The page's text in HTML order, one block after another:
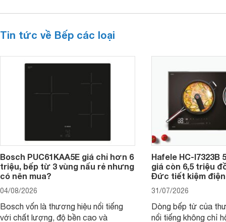
Tin tức về Bếp các loại
Bosch PUC61KAA5E giá chỉ hơn 6
triệu, bếp từ 3 vùng nấu rẻ nhưng
có nên mua?
04/08/2026
Bosch vốn là thương hiệu nổi tiếng
với chất lượng, độ bền cao và
Hafele HC-I7323B
giá còn 6,5 triệu
Đức tiết kiệm
31/07/2026
Dòng bếp từ của
nổi tiếng không chỉ